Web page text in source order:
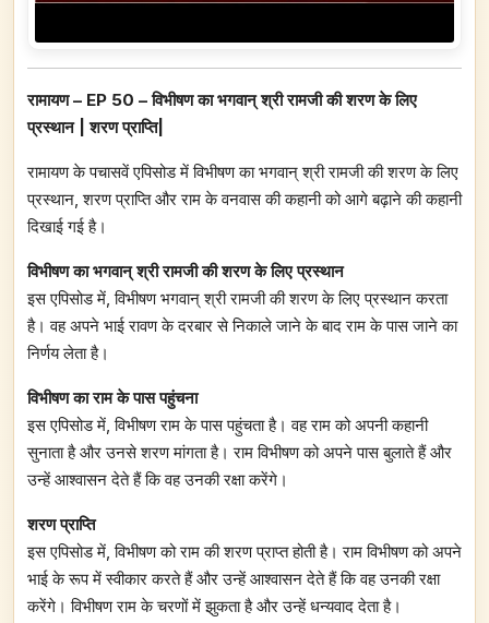
रामायण – EP 50 – विभीषण का भगवान्‌ श्री रामजी की शरण के लिए
प्रस्थान | शरण प्राप्ति|
रामायण के पचासवें एपिसोड में विभीषण का भगवान्‌ श्री रामजी की शरण के लिए
प्रस्थान, शरण प्राप्ति और राम के वनवास की कहानी को आगे बढ़ाने की कहानी
दिखाई गई है।
विभीषण का भगवान्‌ श्री रामजी की शरण के लिए प्रस्थान
इस एपिसोड में, विभीषण भगवान्‌ श्री रामजी की शरण के लिए प्रस्थान करता
है। वह अपने भाई रावण के दरबार से निकाले जाने के बाद राम के पास जाने का
निर्णय लेता है।
विभीषण का राम के पास पहुंचना
इस एपिसोड में, विभीषण राम के पास पहुंचता है। वह राम को अपनी कहानी
सुनाता है और उनसे शरण मांगता है। राम विभीषण को अपने पास बुलाते हैं और
उन्हें आश्वासन देते हैं कि वह उनकी रक्षा करेंगे।
शरण प्राप्ति
इस एपिसोड में, विभीषण को राम की शरण प्राप्त होती है। राम विभीषण को अपने
भाई के रूप में स्वीकार करते हैं और उन्हें आश्वासन देते हैं कि वह उनकी रक्षा
करेंगे। विभीषण राम के चरणों में झुकता है और उन्हें धन्यवाद देता है।